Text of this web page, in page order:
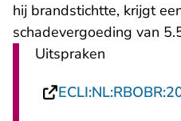
hij brandstichtte, krijgt
schadevergoeding van
Uitspraken